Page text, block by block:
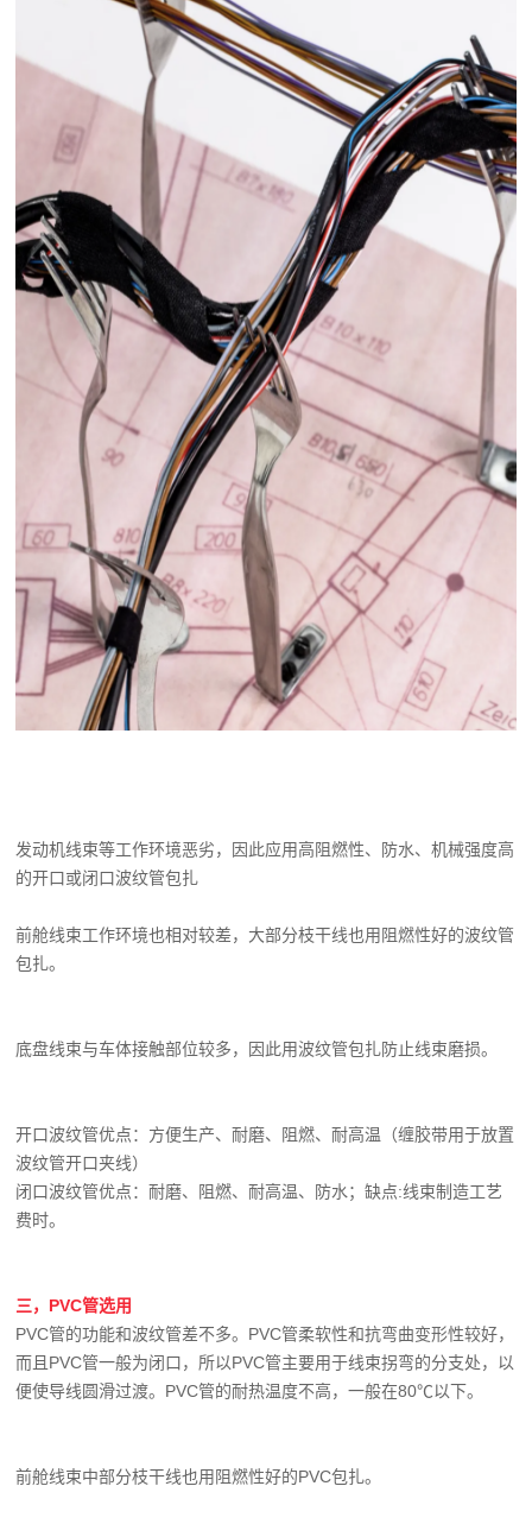
发动机线束等工作环境恶劣，因此应用高阻燃性、防水、机械强度高
的开口或闭口波纹管包扎
前舱线束工作环境也相对较差，大部分枝干线也用阻燃性好的波纹管
包扎。
底盘线束与车体接触部位较多，因此用波纹管包扎防止线束磨损。
开口波纹管优点：方便生产、耐磨、阻燃、耐高温（缠胶带用于放置
波纹管开口夹线）
闭口波纹管优点：耐磨、阻燃、耐高温、防水；缺点:线束制造工艺
费时。
三，PVC管选用
PVC管的功能和波纹管差不多。PVC管柔软性和抗弯曲变形性较好，
而且PVC管一般为闭口，所以PVC管主要用于线束拐弯的分支处，以
便使导线圆滑过渡。PVC管的耐热温度不高，一般在80℃以下。
前舱线束中部分枝干线也用阻燃性好的PVC包扎。